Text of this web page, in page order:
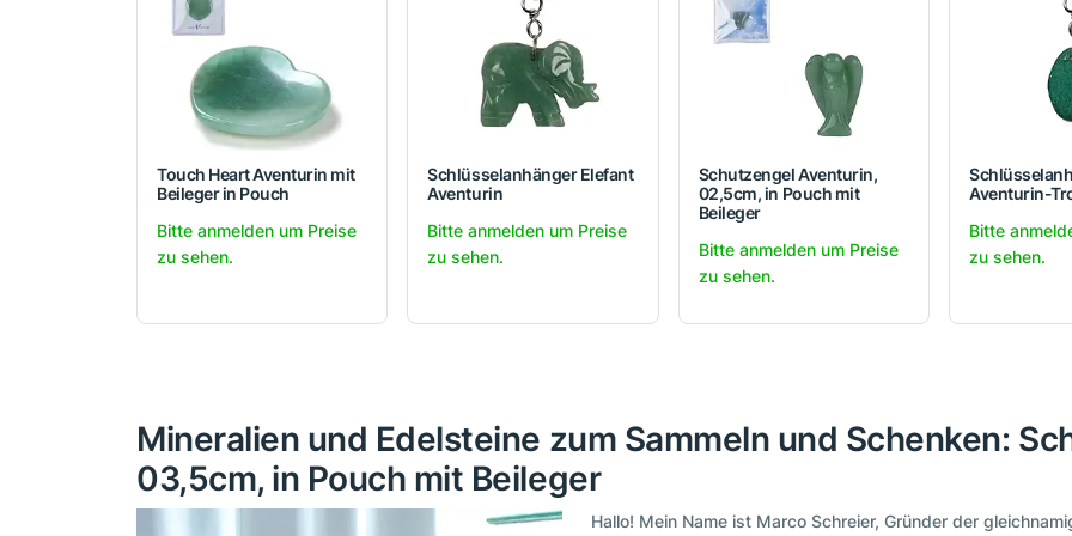
Touch Heart Aventurin mit
Beileger in Pouch
Bitte anmelden um Preise
zu sehen.
Schlüsselanhänger Elefant
Aventurin
Bitte anmelden um Preise
zu sehen.
Schutzengel Aventurin,
02,5cm, in Pouch mit
Beileger
Bitte anmelden um Preise
zu sehen.
Aventurin-
Bitte
zu sehen.
Mineralien und Edelsteine zum Sammeln und Schenken:
03,5cm, in Pouch mit Beileger
Hallo! Mein Name ist Marco Schreier, Gründer der